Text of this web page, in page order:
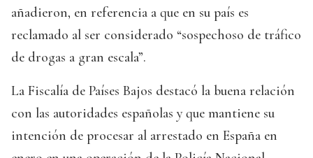
añadieron, en referencia a que en su país es
reclamado al ser considerado “sospechoso de tráfico
de drogas a gran escala”.
La Fiscalía de Países Bajos destacó la buena relación
con las autoridades españolas y que mantiene su
intención de procesar al arrestado en España en